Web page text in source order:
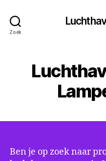
Zoek
Ben je op zoek naar